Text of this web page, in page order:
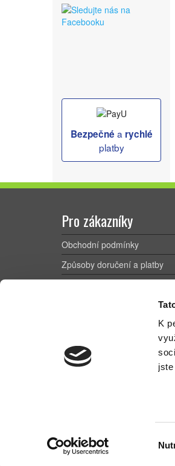
K
Bezpečné a rychlé
platby
Pro zákazníky
Obchodní podmínky
Způsoby doručení a platby
Novinky a články
Kontakt
©